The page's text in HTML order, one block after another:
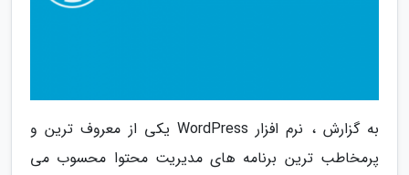
به گزارش ، نرم افزار WordPress یکی از معروف ترین و
پرمخاطب ترین برنامه های مدیریت محتوا محسوب می